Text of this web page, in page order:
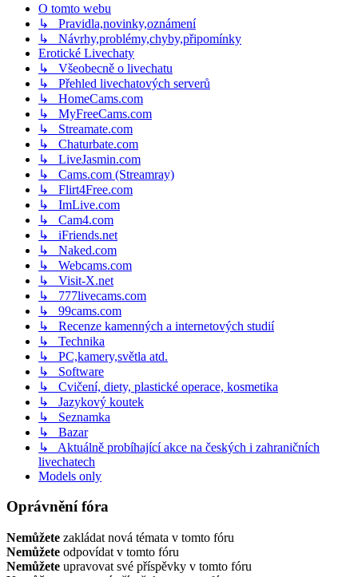
O tomto webu
↳ Pravidla,novinky,oznámení
↳ Návrhy,problémy,chyby,připomínky
Erotické Livechaty
↳ Všeobecně o livechatu
↳ Přehled livechatových serverů
↳ HomeCams.com
↳ MyFreeCams.com
↳ Streamate.com
↳ Chaturbate.com
↳ LiveJasmin.com
↳ Cams.com (Streamray)
↳ Flirt4Free.com
↳ ImLive.com
↳ Cam4.com
↳ iFriends.net
↳ Naked.com
↳ Webcams.com
↳ Visit-X.net
↳ 777livecams.com
↳ 99cams.com
↳ Recenze kamenných a internetových studií
↳ Technika
↳ PC,kamery,světla atd.
↳ Software
↳ Cvičení, diety, plastické operace, kosmetika
↳ Jazykový koutek
↳ Seznamka
↳ Bazar
↳ Aktuálně probíhající akce na českých i zahraničních
livechatech
Models only
Oprávnění fóra
Nemůžete zakládat nová témata v tomto fóru
Nemůžete odpovídat v tomto fóru
Nemůžete upravovat své příspěvky v tomto fóru